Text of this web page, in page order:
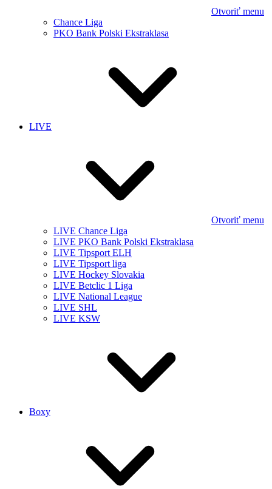
Otvoriť menu
Chance Liga
PKO Bank Polski Ekstraklasa
LIVE
Otvoriť menu
LIVE Chance Liga
LIVE PKO Bank Polski Ekstraklasa
LIVE Tipsport ELH
LIVE Tipsport liga
LIVE Hockey Slovakia
LIVE Betclic 1 Liga
LIVE National League
LIVE SHL
LIVE KSW
Boxy